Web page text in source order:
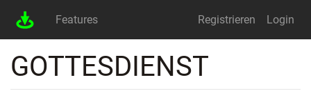
Features Registrieren Login
GOTTESDIENST